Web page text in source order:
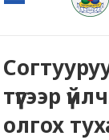
түүгээр
олгох